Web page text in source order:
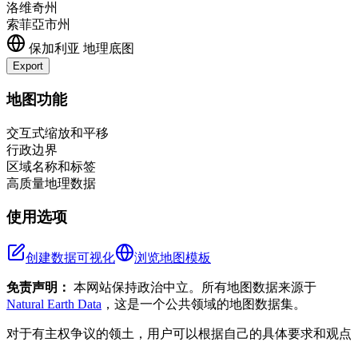
洛维奇州
索菲亞市州
保加利亚 地理底图
Export
+
地图功能
交互式缩放和平移
行政边界
区域名称和标签
高质量地理数据
使用选项
创建数据可视化 浏览地图模板
免责声明： 本网站保持政治中立。所有地图数据来源于
Natural Earth Data ，这是一个公共领域的地图数据集。
对于有主权争议的领土，用户可以根据自己的具体要求和观点